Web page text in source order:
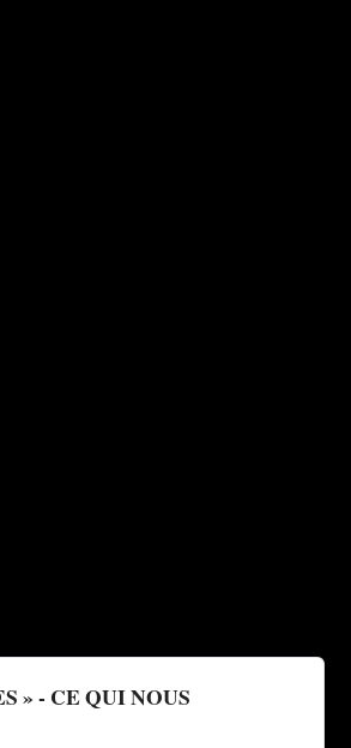
Claire.
le déjouer ?
Thierry.
? : Des « petits Blancs » des
anti-Blancs »
» - CE QUI NOUS